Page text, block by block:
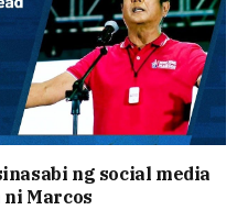
ng social media
ni Marcos